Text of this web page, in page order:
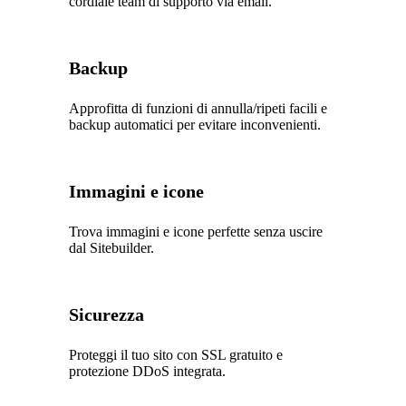
Backup
Approfitta di funzioni di annulla/ripeti facili e
backup automatici per evitare inconvenienti.
Immagini e icone
Trova immagini e icone perfette senza uscire
dal Sitebuilder.
Sicurezza
Proteggi il tuo sito con SSL gratuito e
protezione DDoS integrata.